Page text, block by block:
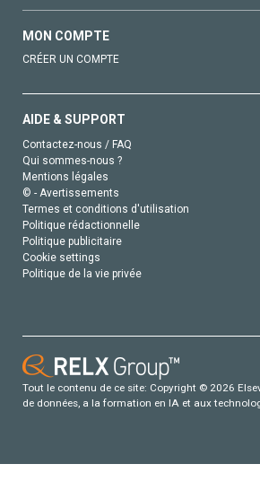
MON COMPTE
CRÉER UN COMPTE
AIDE & SUPPORT
Contactez-nous / FAQ
Qui sommes-nous ?
Mentions légales
© - Avertissements
Termes et conditions d'utilisation
Politique rédactionnelle
Politique publicitaire
Cookie settings
Politique de la vie privée
Tout le contenu de ce site: Copyright © 2026
de données, a la formation en IA et aux